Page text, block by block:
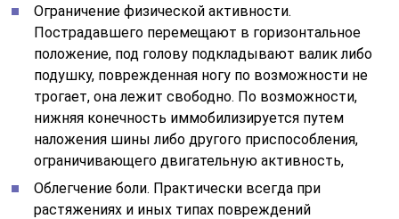
Ограничение физической активности.
Пострадавшего перемещают в горизонтальное
положение, под голову подкладывают валик либо
подушку, поврежденная ногу по возможности не
трогает, она лежит свободно. По возможности,
нижняя конечность иммобилизируется путем
наложения шины либо другого приспособления,
ограничивающего двигательную активность,
Облегчение боли. Практически всегда при
растяжениях и иных типах повреждений